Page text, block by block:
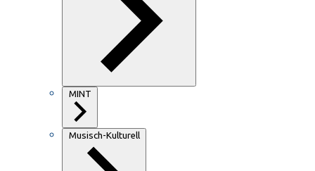
MINT
Musisch-Kulturell